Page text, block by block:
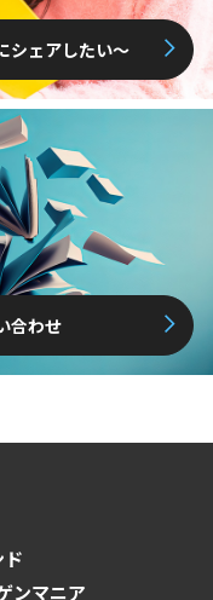
シェアしたい〜
合わせ
ンマニア